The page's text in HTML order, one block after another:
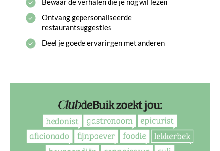
Bewaar de verhalen die je nog wil lezen
Ontvang gepersonaliseerde
restaurantsuggesties
Deel je goede ervaringen met anderen